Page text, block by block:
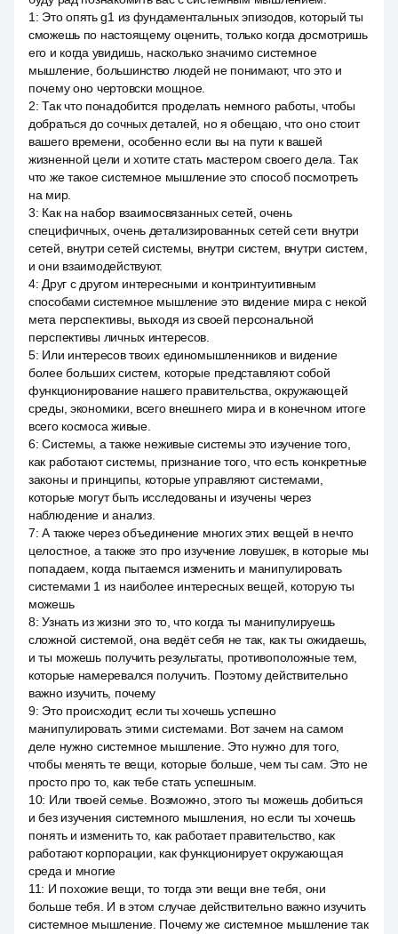
1 : Это опять g1 из фундаментальных эпизодов, который ты
сможешь по настоящему оценить, только когда досмотришь
его и когда увидишь, насколько значимо системное
мышление, большинство людей не понимают, что это и
почему оно чертовски мощное.
2:Так что понадобится проделать немного работы, чтобы
добраться до сочных деталей, но я обещаю, что оно стоит
вашего времени, особенно если вы на пути к вашей
жизненной цели и хотите стать мастером своего дела. Так
что же такое системное мышление это способ посмотреть
на мир.
3: Как на набор взаимосвязанных сетей, очень
специфичных, очень детализированных сетей сети внутри
сетей, внутри сетей системы, внутри систем, внутри систем,
и они взаимодействуют.
4: Друг с другом интересными и контринтуитивным
способами системное мышление это видение мира с некой
мета перспективы, выходя из своей персональной
перспективы личных интересов.
5: Или интересов твоих единомышленников и видение
более больших систем, которые представляют собой
функционирование нашего правительства, окружающей
среды, экономики, всего внешнего мира и в конечном итоге
всего космоса живые.
6:Системы, а также неживые системы это изучение того,
как работают системы, признание того, что есть конкретные
законы и принципы, которые управляют системами,
которые могут быть исследованы и изучены через
наблюдение и анализ.
7:А также через объединение многих этих вещей в нечто
целостное, а также это про изучение ловушек, в которые мы
попадаем, когда пытаемся изменить и манипулировать
системами 1 из наиболее интересных вещей, которую ты
можешь
8:Узнать из жизни это то, что когда ты манипулируешь
сложной системой, она ведёт себя не так, как ты ожидаешь,
и ты можешь получить результаты, противоположные тем,
которые намеревался получить. Поэтому действительно
важно изучить, почему
9: Это происходит, если ты хочешь успешно
манипулировать этими системами. Вот зачем на самом
деле нужно системное мышление. Это нужно для того,
чтобы менять те вещи, которые больше, чем ты сам. Это не
просто про то, как тебе стать успешным.
10: Или твоей семье. Возможно, этого ты можешь добиться
и без изучения системного мышления, но если ты хочешь
понять и изменить то, как работает правительство, как
работают корпорации, как функционирует окружающая
среда и многие
11: И похожие вещи, то тогда эти вещи вне тебя, они
больше тебя. И в этом случае действительно важно изучить
системное мышление. Почему же системное мышление так